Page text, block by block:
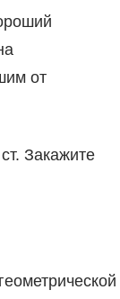
от
Закажите